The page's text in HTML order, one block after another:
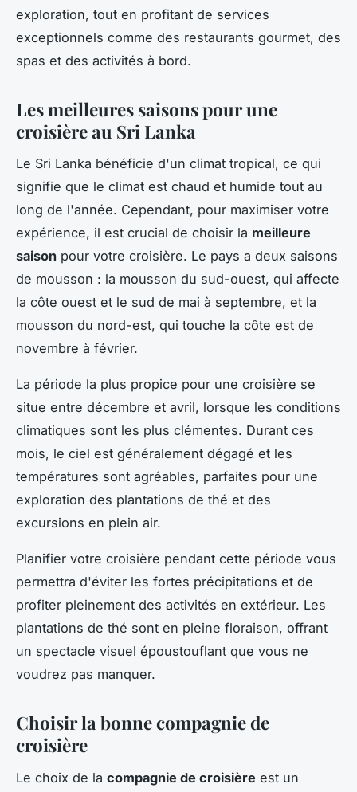
exploration, tout en profitant de services
exceptionnels comme des restaurants gourmet, des
spas et des activités à bord.
Les meilleures saisons pour une
croisière au Sri Lanka
Le Sri Lanka bénéficie d'un climat tropical, ce qui
signifie que le climat est chaud et humide tout au
long de l'année. Cependant, pour maximiser votre
expérience, il est crucial de choisir la meilleure
saison pour votre croisière. Le pays a deux saisons
de mousson : la mousson du sud-ouest, qui affecte
la côte ouest et le sud de mai à septembre, et la
mousson du nord-est, qui touche la côte est de
novembre à février.
La période la plus propice pour une croisière se
situe entre décembre et avril, lorsque les conditions
climatiques sont les plus clémentes. Durant ces
mois, le ciel est généralement dégagé et les
températures sont agréables, parfaites pour une
exploration des plantations de thé et des
excursions en plein air.
Planifier votre croisière pendant cette période vous
permettra d'éviter les fortes précipitations et de
profiter pleinement des activités en extérieur. Les
plantations de thé sont en pleine floraison, offrant
un spectacle visuel époustouflant que vous ne
voudrez pas manquer.
Choisir la bonne compagnie de
croisière
Le choix de la compagnie de croisière est un